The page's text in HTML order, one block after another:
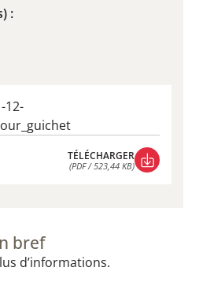
:
12-
TÉLÉCHARGER
(PDF / 523,44 KB)
bref
d’informations.